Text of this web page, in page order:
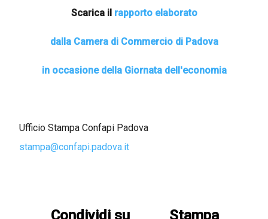
Scarica il rapporto elaborato
dalla Camera di Commercio di Padova
in occasione della Giornata dell'economia
Ufficio Stampa Confapi Padova
stampa@confapi.padova.it
Condividi su Stampa